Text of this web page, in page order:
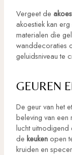
Vergeet de
akoestiek kan
materialen die
wanddecoraties
geluidsniveau te
GEUREN
De geur van het
beleving van
lucht
de keukenopen
kruiden en